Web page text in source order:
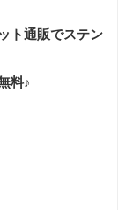
ト通販でステン
料♪